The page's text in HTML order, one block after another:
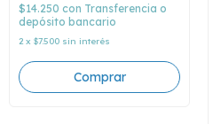
$14.250 con Transferencia o
depósito bancario
2 x $7.500 sin interés